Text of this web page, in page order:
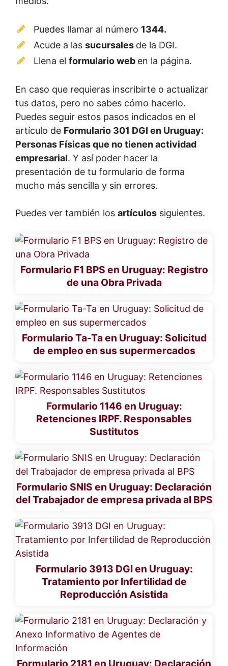
Puedes llamar al número 1344.
Acude a las sucursales de la DGI.
Llena el formulario web en la página.
En caso que requieras inscribirte o actualizar
tus datos, pero no sabes cómo hacerlo.
Puedes seguir estos pasos indicados en el
artículo de Formulario 301 DGI en Uruguay:
Personas Físicas que no tienen actividad
empresarial. Y así poder hacer la
presentación de tu formulario de forma
mucho más sencilla y sin errores.
Puedes ver también los artículos siguientes.
Formulario F1 BPS en Uruguay: Registro
de una Obra Privada
Formulario Ta-Ta en Uruguay: Solicitud
de empleo en sus supermercados
Formulario 1146 en Uruguay:
Retenciones IRPF. Responsables
Sustitutos
Formulario SNIS en Uruguay: Declaración
del Trabajador de empresa privada al BPS
Formulario 3913 DGI en Uruguay:
Tratamiento por Infertilidad de
Reproducción Asistida
Formulario 2181 en Uruguay: Declaración